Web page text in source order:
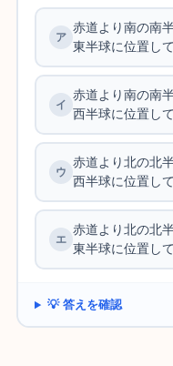
赤道より南の南
東半球に位置して
赤道より南の南
西半球に位置して
赤道より北の北
西半球に位置して
赤道より北の北
東半球に位置して
💡 答えを確認